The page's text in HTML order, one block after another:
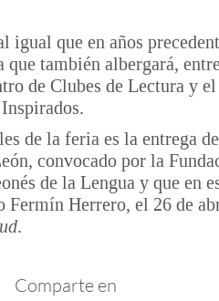
que en años
también albergará,
de Clubes de Lectura y
de la feria es la entrega
convocado por la
de la Lengua y que en
Fermín Herrero, el 26 de
.
Comparte en